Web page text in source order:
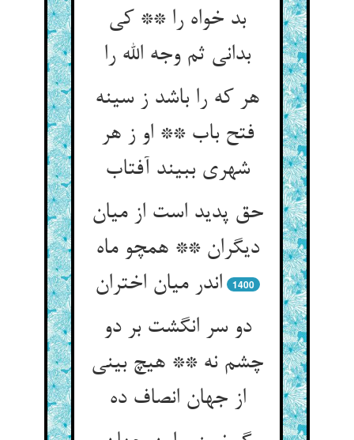
بد خواه را ** کی
بدانی ثم وجه الله را
هر که را باشد ز سینه
فتح باب ** او ز هر
شهری ببیند آفتاب‌‌
حق پدید است از میان
دیگران ** همچو ماه
اندر میان اختران‌‌
1400
دو سر انگشت بر دو
چشم نه ** هیچ بینی
از جهان انصاف ده‌‌